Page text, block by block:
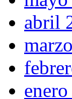
abril